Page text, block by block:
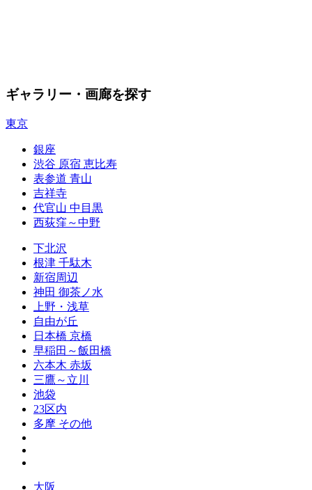
ギャラリー・画廊を探す
東京
銀座
渋谷 原宿 恵比寿
表参道 青山
吉祥寺
代官山 中目黒
西荻窪～中野
下北沢
根津 千駄木
新宿周辺
神田 御茶ノ水
上野・浅草
自由が丘
日本橋 京橋
早稲田～飯田橋
六本木 赤坂
三鷹～立川
池袋
23区内
多摩 その他
大阪